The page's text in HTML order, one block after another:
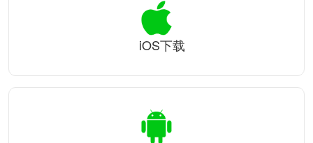
iOS下载